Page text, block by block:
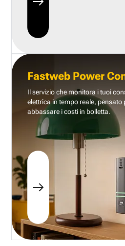
Fastweb Power
Il servizio che monitora i tuoi
elettrica in tempo reale, pensato
abbassare i costi in bolletta.